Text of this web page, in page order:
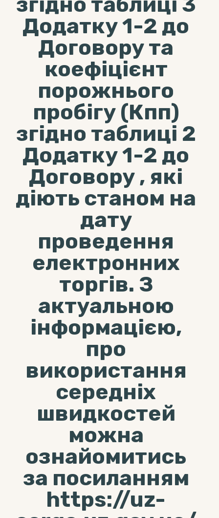
Додатку 1-2 до
Договору та
коефіцієнт
порожнього
пробігу (Кпп)
згідно таблиці 2
Додатку 1-2 до
Договору , які
діють станом на
дату
проведення
електронних
торгів. З
актуальною
інформацією,
про
використання
середніх
швидкостей
можна
ознайомитись
за посиланням
https://uz-